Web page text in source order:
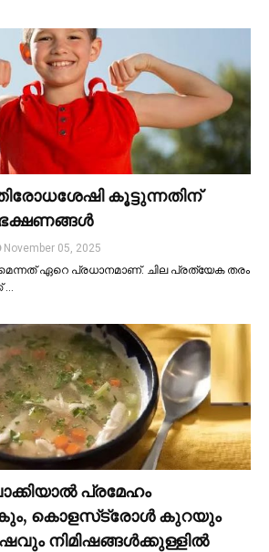
കൂട്ടുന്നതിന്
November 05, 2025
ഏറെ പ്രധാനമാണ്. ചില പ്രത്യേക തരം
…
പ്രമേഹം
കൊളസ്‌ട്രോള്‍ കുറയും
നിമിഷങ്ങള്‍ക്കുള്ളില്‍